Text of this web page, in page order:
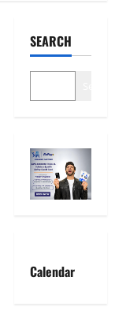
SEARCH
Calendar